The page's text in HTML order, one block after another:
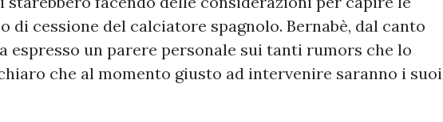
di cessione del calciatore spagnolo. Bernabè, dal canto
espresso un parere personale sui tanti rumors che lo
che al momento giusto ad intervenire saranno i suoi